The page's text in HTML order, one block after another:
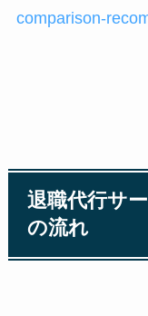
comparison-
退職代行サ
の流れ